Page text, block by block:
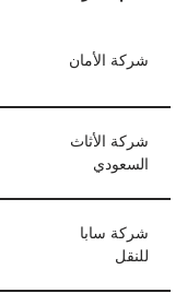
شركة الأمان
شركة الأثاث
السعودي
شركة سابا
للنقل